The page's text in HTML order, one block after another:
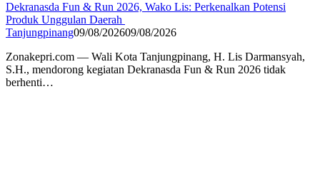
Dekranasda Fun & Run 2026, Wako Lis: Perkenalkan Potensi
Produk Unggulan Daerah
Tanjungpinang09/08/202609/08/2026
Zonakepri.com — Wali Kota Tanjungpinang, H. Lis Darmansyah,
S.H., mendorong kegiatan Dekranasda Fun & Run 2026 tidak
berhenti…